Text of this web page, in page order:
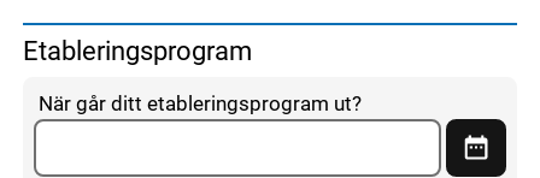
Etableringsprogram
När går ditt etableringsprogram ut?
Visa